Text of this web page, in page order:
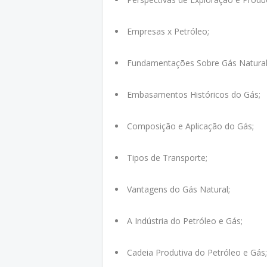
Empresas x Petróleo;
Fundamentações Sobre Gás
Embasamentos Históricos do Gás;
Composição e Aplicação do Gás;
Tipos de Transporte;
Vantagens do Gás Natural;
A Indústria do Petróleo e Gás;
Cadeia Produtiva do Petróleo e Gás;